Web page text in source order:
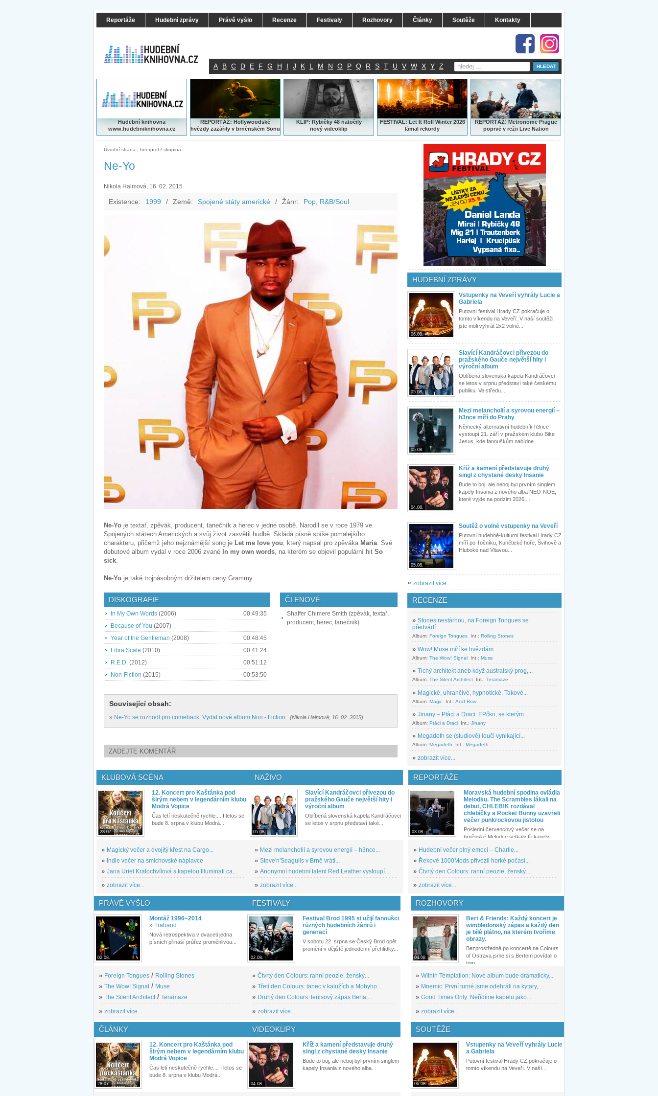
Reportáže Hudební zprávy Právě vyšlo Recenze Festivaly Rozhovory Články Soutěže Kontakty
A B C D E F G H I J K L M N O P Q R S T U V W X Y Z
Hudební knihovna
www.hudebniknihovna.cz
REPORTÁŽ: Hollywoodské
hvězdy zazářily v brněnském Sonu
KLIP: Rybičky 48 natočily
nový videoklip
FESTIVAL: Let It Roll Winter 2026
lámal rekordy
REPORTÁŽ:Metronome Prague
poprvé v režii Live Nation
Úvodní strana | Interpret / skupina
Ne-Yo
Nikola Halmová, 16. 02. 2015
Existence: 1999 / Země: Spojené státy americké / Žánr: Pop, R&B/Soul
Ne-Yo je textař, zpěvák, producent, tanečník a herec v jedné osobě. Narodil se v roce 1979 ve
Spojených státech Amerických a svůj život zasvětil hudbě. Skládá písně spíše pomalejšího
charakteru, přičemž jeho nejznámější song je Let me love you, který napsal pro zpěváka Maria. Své
debutové album vydal v roce 2006 zvané In my own words, na kterém se objevil populární hit So
sick.
Ne-Yo je také trojnásobným držitelem ceny Grammy.
DISKOGRAFIE
In My Own Words (2006)
00:49:35
Because of You (2007)
Year of the Gentleman (2008)
00:48:45
Libra Scale (2010)
00:41:24
R.E.D. (2012)
00:51:12
Non-Fiction (2015) 00:53:50
ČLENOVÉ
Shaffer Chimere Smith (zpěvák, textař,
producent, herec, tanečník)
Související obsah:
» Ne-Yo se rozhodl pro comeback. Vydal nové album Non - Fiction (Nikola Halmová, 16. 02. 2015)
ZADEJTE KOMENTÁŘ
HUDEBNÍ ZPRÁVY
06.08.
Vstupenky na Veveří vyhrály Lucie a
Gabriela
Putovní festival Hrady CZ pokračuje o
tomto víkendu na Veveří. V naší soutěži
jste moli vyhrát 2x2 volné...
05.08.
Slavící Kandráčovci přivezou do
pražského Gauče největší hity i
výroční album
Oblíbená slovenská kapela Kandráčovci
se letos v srpnu představí také českému
publiku. Ve středu...
05.08.
Mezi melancholií a syrovou energií –
h3nce míří do Prahy
Německý alternativní hudebník h3nce
vystoupí 21. září v pražském klubu Bike
Jesus, kde fanouškům nabídne...
04.08.
Kříž a kamení představuje druhý
singl z chystané desky Insanie
Bude to boj, ale neboj byl prvním singlem
kapely Insania z nového alba NEO-NOE,
které vyjde na podzim 2026....
05.08.
Soutěž o volné vstupenky na Veveří
Putovní hudebně-kulturní festival Hrady CZ
míří po Točníku, Kunětické hoře, Švihově a
Hluboké nad Vltavou...
» zobrazit více...
RECENZE
» Stones nestárnou, na Foreign Tongues se
předvádí...
Album: Foreign Tongues Int.: Rolling Stones
» Wow! Muse míří ke hvězdám
Album: The Wow! Signal Int.: Muse
» Tichý architekt aneb když australský prog,...
Album: The Silent Architect Int.: Teramaze
» Magické, uhrančivé, hypnotické. Takové...
Album: Magic Int.: Acid Row
» Jinany – Ptáci a Draci: EPčko, se kterým...
Album: Ptáci a Draci Int.: Jinany
» Megadeth se (studiově) loučí vynikající...
Album: Megadeth Int.: Megadeth
» zobrazit více...
KLUBOVÁ SCÉNA
28.07.
12. Koncert pro Kaštánka pod
širým nebem v legendárním klubu
Modrá Vopice
Čas letí neskutečně rychle.... I letos se
bude 8. srpna v klubu Modrá...
» Magický večer a dvojitý křest na Cargo...
» Indie večer na smíchovské náplavce
» Jana Uriel Kratochvílová s kapelou Illuminati.ca...
» zobrazit více...
NAŽIVO
05.08.
Slavící Kandráčovci přivezou do
pražského Gauče největší hity i
výroční album
Oblíbená slovenská kapela Kandráčovci
se letos v srpnu představí také...
» Mezi melancholií a syrovou energií – h3nce...
» Steve'n'Seagulls v Brně vrátí...
» Anonymní hudební talent Red Leather vystoupí...
» zobrazit více...
REPORTÁŽE
03.08.
Moravská hudební spodina ovládla
Melodku. The Scrambles lákali na
debut, CHLEB!K rozdával
chlebíčky a Rocket Bunny uzavřeli
večer punkrockovou jistotou
Poslední červencový večer se na
brněnské Melodce setkaly tři kapely...
» Hudební večer plný emocí – Charlie...
» Řekové 1000Mods přivezli horké počasí...
» Čtvrtý den Colours: ranní peozie, ženský...
» zobrazit více...
PRÁVĚ VYŠLO
02.08.
Montáž 1996–2014
» Traband
Nová retrospektiva v dvaceti jedna
písních přináší průřez proměnlivou...
» Foreign Tongues / Rolling Stones
» The Wow! Signal / Muse
» The Silent Architect/ Teramaze
» zobrazit více...
FESTIVALY
02.08.
Festival Brod 1995 si užijí fanoušci
různých hudebních žánrů i
generací
V sobotu 22. srpna se Český Brod opět
promění v dějiště jednodenní přehlídky...
» Čtvrtý den Colours: ranní peozie, ženský...
» Třetí den Colours: tanec v kalužích a Mobyho...
» Druhý den Colours: tenisový zápas Berta,...
» zobrazit více...
ROZHOVORY
04.08.
Bert & Friends: Každý koncert je
wimbledonský zápas a každý den
je bílé plátno, na kterém tvoříme
obrazy.
Bezprostředně po koncertě na Colours
of Ostrava jsme si s Bertem povídali o
tom,...
» Within Temptation: Nové album bude dramaticky...
» Mnemic: První turné jsme odehráli na kytary,...
» Good Times Only: Neřídíme kapelu jako...
» zobrazit více...
ČLÁNKY
28.07.
12. Koncert pro Kaštánka pod
širým nebem v legendárním klubu
Modrá Vopice
Čas letí neskutečně rychle.... I letos se
bude 8. srpna v klubu Modrá...
VIDEOKLIPY
04.08.
Kříž a kamení představuje druhý
singl z chystané desky Insanie
Bude to boj, ale neboj byl prvním singlem
kapely Insania z nového alba...
SOUTĚŽE
06.08.
Vstupenky na Veveří vyhrály Lucie
a Gabriela
Putovní festival Hrady CZ pokračuje o
tomto víkendu na Veveří. V naší...